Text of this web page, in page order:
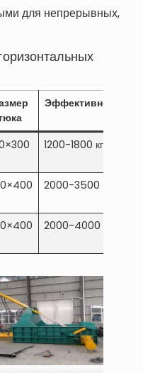
для непрерывных,
Эффективность
1200-1800 кг/ч
2000-3500 кг/ч
2000-4000 кг/ч